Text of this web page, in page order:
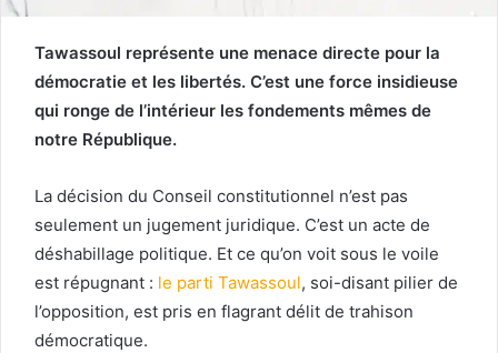
Tawassoul représente une menace directe pour la
démocratie et les libertés. C’est une force insidieuse
qui ronge de l’intérieur les fondements mêmes de
notre République.
La décision du Conseil constitutionnel n’est pas
seulement un jugement juridique. C’est un acte de
déshabillage politique. Et ce qu’on voit sous le voile
est répugnant : le parti Tawassoul, soi-disant pilier de
l’opposition, est pris en flagrant délit de trahison
démocratique.